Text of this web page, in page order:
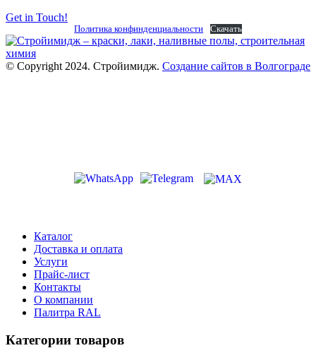
Get in Touch!
Политика конфинденциальности Скачать
© Copyright 2024. Стройимидж. Создание сайтов в Волгограде
Каталог
Доставка и оплата
Услуги
Прайс-лист
Контакты
О компании
Палитра RAL
Категории товаров